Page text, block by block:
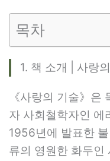
목차
1. 책 소개 | 사랑
《사랑의 기술》은
자 사회철학자인
1956년에 발표한
류의 영원한 화두인